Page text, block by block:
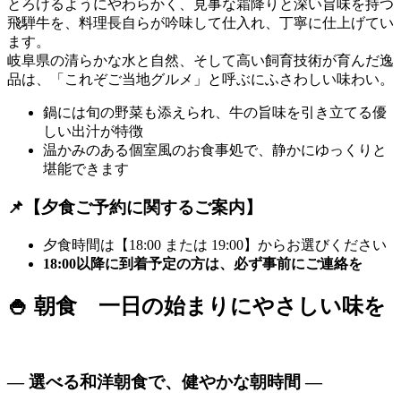
とろけるようにやわらかく、見事な霜降りと深い旨味を持つ
飛騨牛を、料理長自らが吟味して仕入れ、丁寧に仕上げてい
ます。
岐阜県の清らかな水と自然、そして高い飼育技術が育んだ逸
品は、「これぞご当地グルメ」と呼ぶにふさわしい味わい。
鍋には旬の野菜も添えられ、牛の旨味を引き立てる優
しい出汁が特徴
温かみのある個室風のお食事処で、静かにゆっくりと
堪能できます
📌【夕食ご予約に関するご案内】
夕食時間は【18:00 または 19:00】からお選びください
18:00以降に到着予定の方は、必ず事前にご連絡を
🍚 朝食 一日の始まりにやさしい味を
― 選べる和洋朝食で、健やかな朝時間 ―